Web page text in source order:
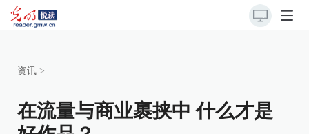
资讯 >
在流量与商业裹挟中 什么才是